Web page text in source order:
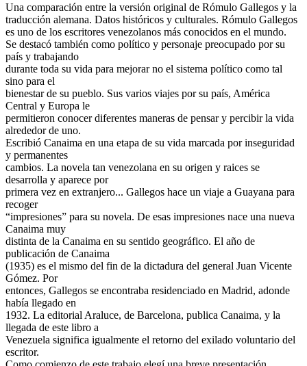
Una comparación entre la versión original de Rómulo Gallegos y la
traducción alemana. Datos históricos y culturales. Rómulo Gallegos
es uno de los escritores venezolanos más conocidos en el mundo.
Se destacó también como político y personaje preocupado por su
país y trabajando
durante toda su vida para mejorar no el sistema político como tal
sino para el
bienestar de su pueblo. Sus varios viajes por su país, América
Central y Europa le
permitieron conocer diferentes maneras de pensar y percibir la vida
alrededor de uno.
Escribió Canaima en una etapa de su vida marcada por inseguridad
y permanentes
cambios. La novela tan venezolana en su origen y raices se
desarrolla y aparece por
primera vez en extranjero... Gallegos hace un viaje a Guayana para
recoger
“impresiones” para su novela. De esas impresiones nace una nueva
Canaima muy
distinta de la Canaima en su sentido geográfico. El año de
publicación de Canaima
(1935) es el mismo del fin de la dictadura del general Juan Vicente
Gómez. Por
entonces, Gallegos se encontraba residenciado en Madrid, adonde
había llegado en
1932. La editorial Araluce, de Barcelona, publica Canaima, y la
llegada de este libro a
Venezuela significa igualmente el retorno del exilado voluntario del
escritor.